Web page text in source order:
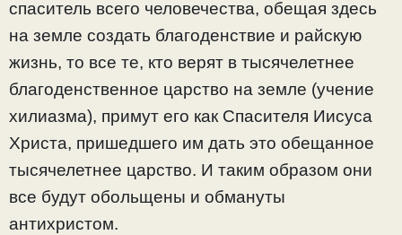
спаситель всего человечества, обещая здесь
на земле создать благоденствие и райскую
жизнь, то все те, кто верят в тысячелетнее
благоденственное царство на земле (учение
хилиазма), примут его как Спасителя Иисуса
Христа, пришедшего им дать это обещанное
тысячелетнее царство. И таким образом они
все будут обольщены и обмануты
антихристом.